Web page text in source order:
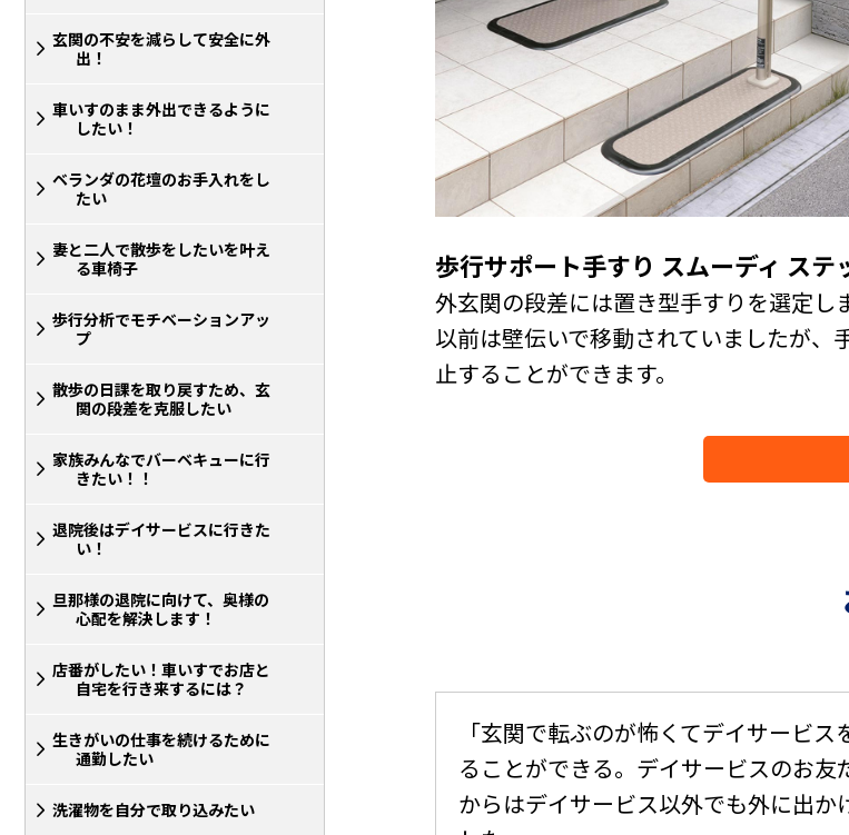
玄関の不安を減らして安全に外
出！
車いすのまま外出できるように
したい！
ベランダの花壇のお手入れをし
たい
妻と二人で散歩をしたいを叶え
る車椅子
歩行分析でモチベーションアッ
プ
散歩の日課を取り戻すため、玄
関の段差を克服したい
家族みんなでバーベキューに行
きたい！！
退院後はデイサービスに行きた
い！
旦那様の退院に向けて、奥様の
心配を解決します！
店番がしたい！車いすでお店と
自宅を行き来するには？
生きがいの仕事を続けるために
通勤したい
洗濯物を自分で取り込みたい
歩行サポート手すり スムーディ ステ
外玄関の段差には置き型手すりを選定し
以前は壁伝いで移動されていましたが
止することができます。
「玄関で転ぶのが怖くてデイサービ
ることができる。デイサービスのお
からはデイサービス以外でも外に出